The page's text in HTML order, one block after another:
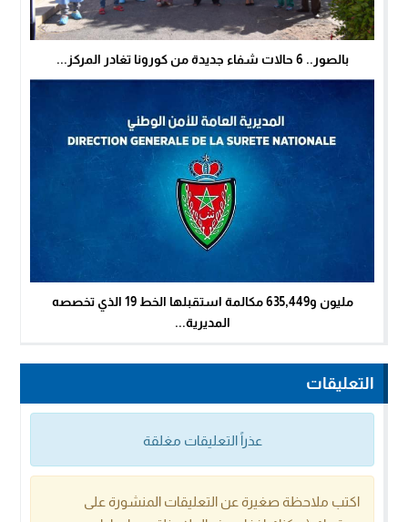
بالصور.. 6 حالات شفاء جديدة من كورونا تغادر المركز...
مليون و635,449 مكالمة استقبلها الخط 19 الذي تخصصه
المديرية...
التعليقات
عذراً التعليقات مغلقة
اكتب ملاحظة صغيرة عن التعليقات المنشورة على